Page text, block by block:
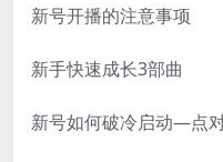
新号开播的注意事项
新手快速成长3部曲
新号如何破冷启动—点